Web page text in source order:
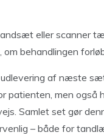
eller scanner
behandlingen
af næste
patienten, men også
Samlet set gør
– både for